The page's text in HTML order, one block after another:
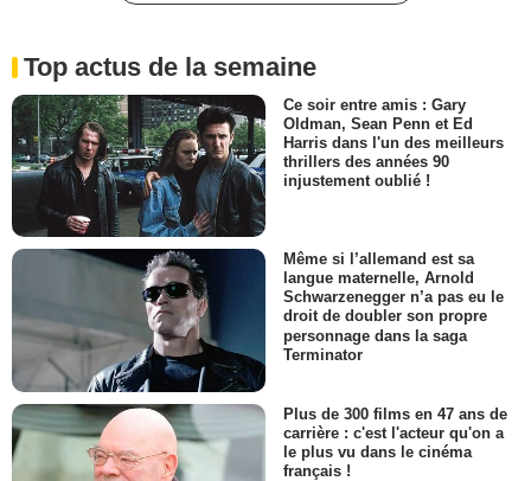
Top actus de la semaine
Ce soir entre amis : Gary
Oldman, Sean Penn et Ed
Harris dans l'un des meilleurs
thrillers des années 90
injustement oublié !
Même si l’allemand est sa
langue maternelle, Arnold
Schwarzenegger n’a pas eu le
droit de doubler son propre
personnage dans la saga
Terminator
Plus de 300 films en 47 ans de
carrière : c'est l'acteur qu'on a
le plus vu dans le cinéma
français !